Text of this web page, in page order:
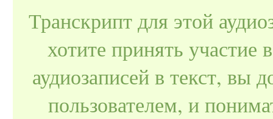
Транскрипт для этой
хотите принять
аудиозаписей в текст, вы
пользователем, и